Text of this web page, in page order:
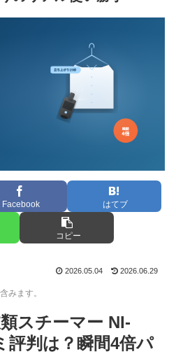
Facebook はてブ
コピー
2026.05.04 2026.06.29
みます。
スチーマー NI-
評判は？瞬間4倍パ